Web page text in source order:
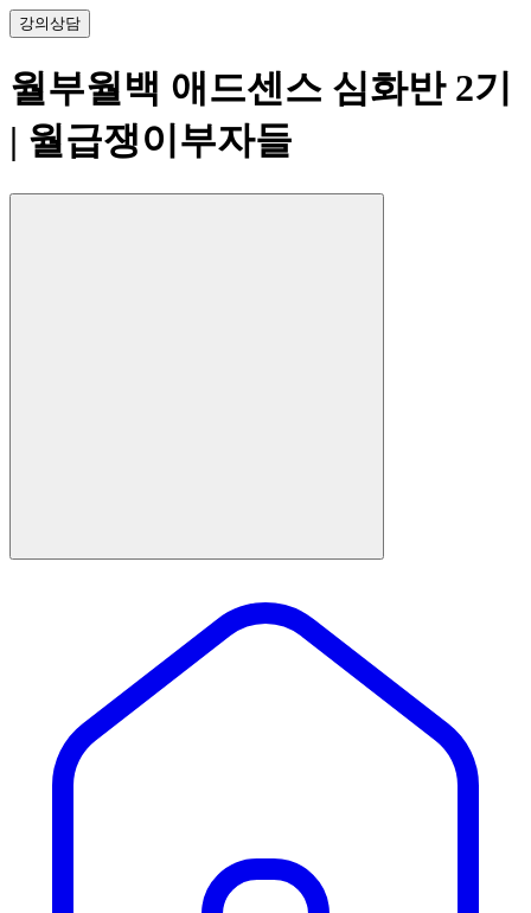
강의상담
월부월백 애드센스 심화반 2기
| 월급쟁이부자들